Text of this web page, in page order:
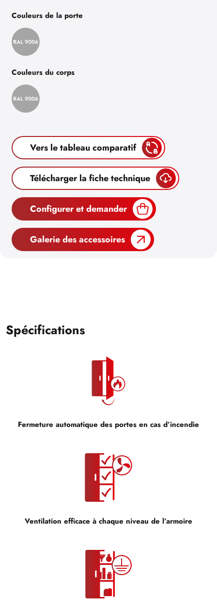
Couleurs de la porte
RAL 9006
Couleurs du corps
RAL 9006
Vers le tableau comparatif
Télécharger la fiche technique
Configurer et demander
Galerie des accessoires
Spécifications
Fermeture automatique des portes en cas d’incendie
Ventilation efficace à chaque niveau de l’armoire